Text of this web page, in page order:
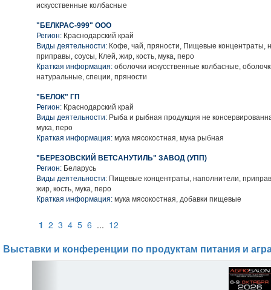
искусственные колбасные
"БЕЛКРАС-999" ООО
Регион: Краснодарский край
Виды деятельности: Кофе, чай, пряности, Пищевые концентраты,
приправы, соусы, Клей, жир, кость, мука, перо
Краткая информация: оболочки искусственные колбасные,
натуральные, специи, пряности
"БЕЛОК" ГП
Регион: Краснодарский край
Виды деятельности: Рыба и рыбная продукция не
мука, перо
Краткая информация: мука мясокостная, мука рыбная
"БЕРЕЗОВСКИЙ ВЕТСАНУТИЛЬ" ЗАВОД (УПП)
Регион: Беларусь
Виды деятельности: Пищевые концентраты, наполнители,
жир, кость, мука, перо
Краткая информация: мука мясокостная, добавки пищевые
1 2 3 4 5 6 ... 12
Выставки и конференции по продуктам питания и